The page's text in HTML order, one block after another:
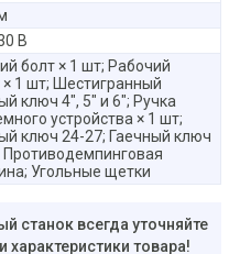
В
болт × 1 шт; Рабочий
× 1 шт; Шестигранный
ключ 4″, 5″ и 6″; Ручка
устройства × 1 шт;
ключ 24-27; Гаечный ключ
Противодемпинговая
Угольные щетки
станок всегда уточняйте
товара!